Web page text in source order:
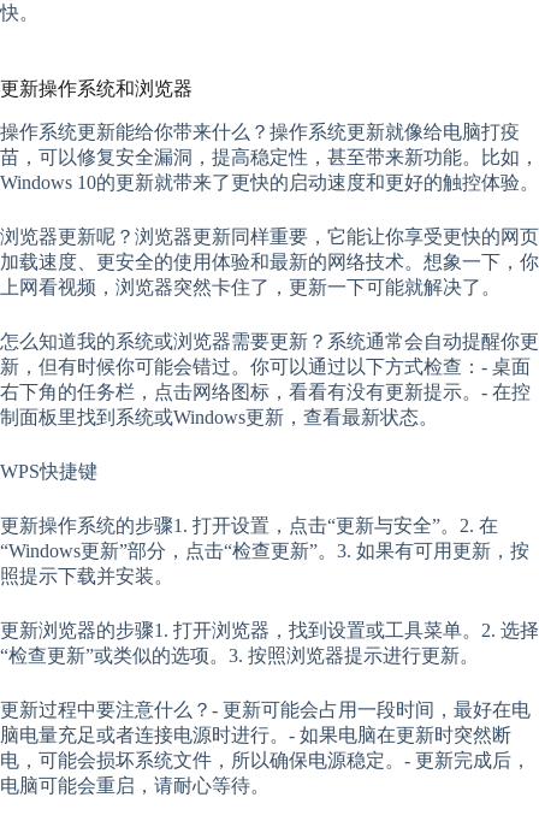
快。
更新操作系统和浏览器
操作系统更新能给你带来什么？操作系统更新就像给电脑打疫
苗，可以修复安全漏洞，提高稳定性，甚至带来新功能。比如，
Windows 10的更新就带来了更快的启动速度和更好的触控体验。
浏览器更新呢？浏览器更新同样重要，它能让你享受更快的网页
加载速度、更安全的使用体验和最新的网络技术。想象一下，你
上网看视频，浏览器突然卡住了，更新一下可能就解决了。
怎么知道我的系统或浏览器需要更新？系统通常会自动提醒你更
新，但有时候你可能会错过。你可以通过以下方式检查：- 桌面
右下角的任务栏，点击网络图标，看看有没有更新提示。- 在控
制面板里找到系统或Windows更新，查看最新状态。
WPS快捷键
更新操作系统的步骤1. 打开设置，点击“更新与安全”。2. 在
“Windows更新”部分，点击“检查更新”。3. 如果有可用更新，按
照提示下载并安装。
更新浏览器的步骤1. 打开浏览器，找到设置或工具菜单。2. 选择
“检查更新”或类似的选项。3. 按照浏览器提示进行更新。
更新过程中要注意什么？- 更新可能会占用一段时间，最好在电
脑电量充足或者连接电源时进行。- 如果电脑在更新时突然断
电，可能会损坏系统文件，所以确保电源稳定。- 更新完成后，
电脑可能会重启，请耐心等待。